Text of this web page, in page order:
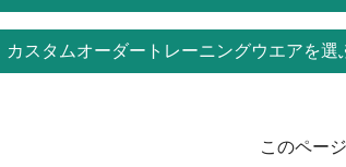
カスタムオーダートレーニングウエアを選
このペー